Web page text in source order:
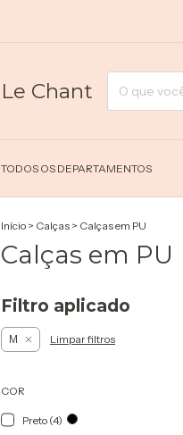
Le Chant
TODOS OS DEPARTAMENTOS
Início > Calças > Calças em PU
Calças em PU
Filtro aplicado
M Limpar filtros
COR
Preto (4)